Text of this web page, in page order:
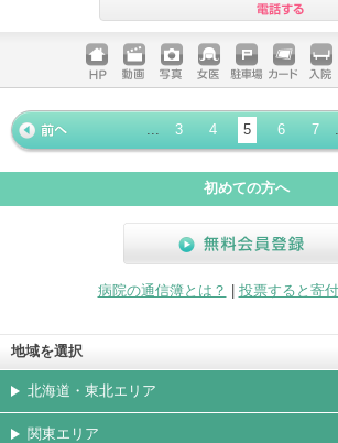
ホームペ
ージ
動画 写真 女医 駐車場
クレジッ
トカード
入院
« 前ペー
ジ
3 4 5 6 7
初めての方へ
病院の通信簿とは？
投票すると寄
地域を選択
北海道・東北エリア
関東エリア